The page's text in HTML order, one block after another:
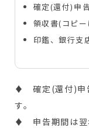
確定(還付)申
領収書(コピ
印鑑、銀行支
♦ 確定(還付)申
す。
♦ 申告期間は翌